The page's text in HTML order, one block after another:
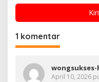
1 komentar
April 10, 2026